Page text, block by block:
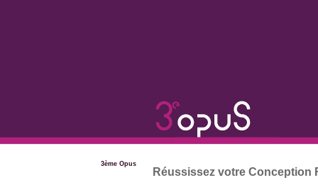
3ème Opus
Réussissez votre Conception